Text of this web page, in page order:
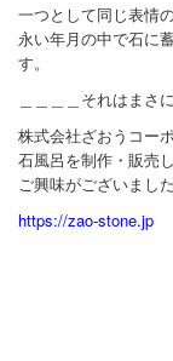
一つとして同じ表情
永い年月の中で石に
す。
＿＿＿＿それはまさ
株式会社ざおうコー
石風呂を制作・販売
ご興味がございまし
https://zao-stone.jp